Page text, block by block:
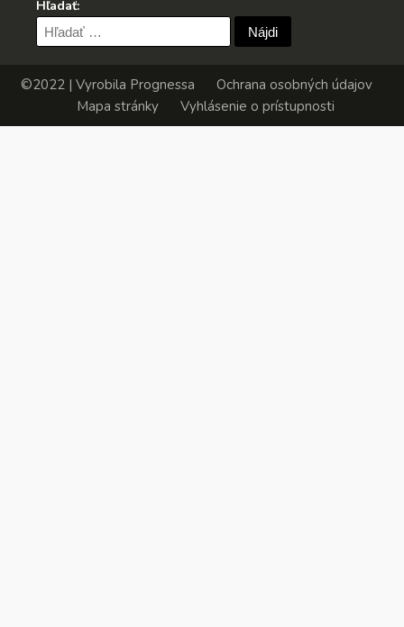
Hľadať:
Hľadať:
©2022 | Vyrobila Prognessa
Ochrana osobných údajov
Mapa stránky
Vyhlásenie o prístupnosti